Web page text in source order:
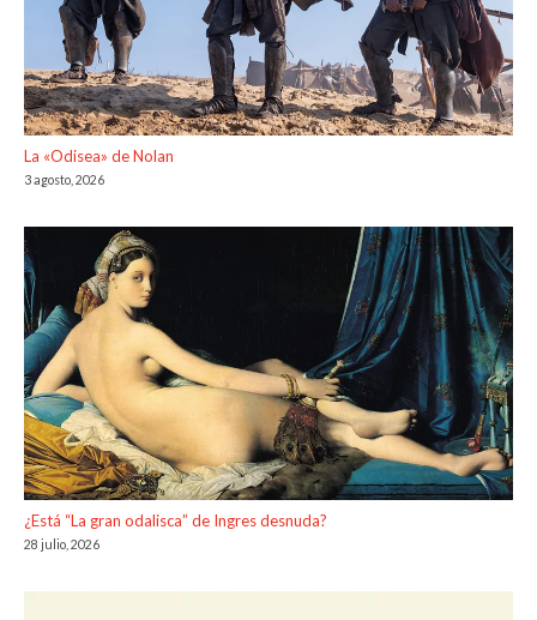
La «Odisea» de Nolan
3 agosto, 2026
¿Está “La gran odalisca” de Ingres desnuda?
28 julio, 2026